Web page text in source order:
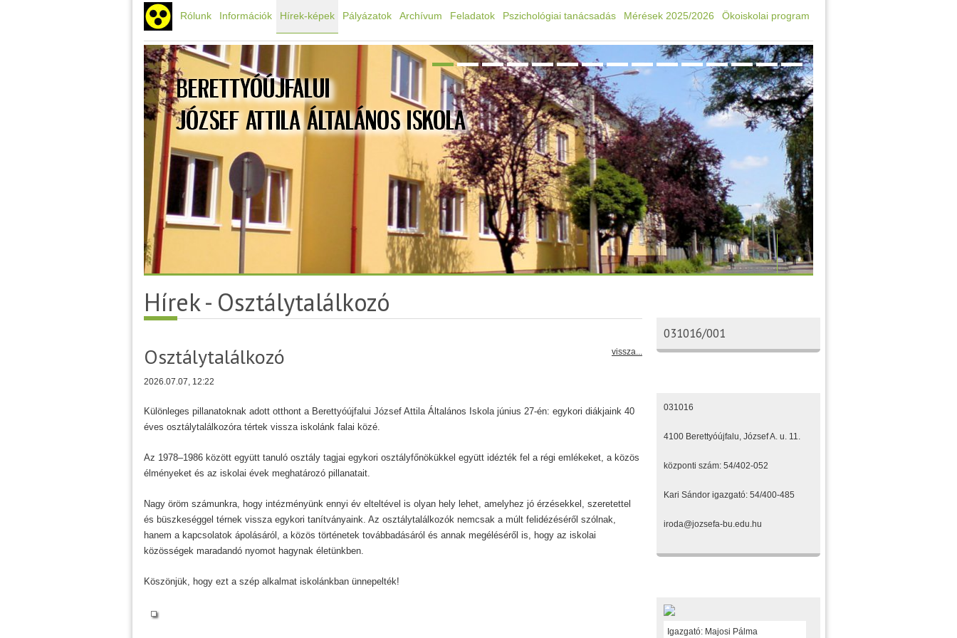
Rólunk Információk Hírek-képek Pályázatok Archívum Feladatok Pszichológiai tanácsadás Mérések 2025/2026 Ökoiskolai program
Hírek - Osztálytalálkozó
Osztálytalálkozó vissza...
2026.07.07, 12:22
Különleges pillanatoknak adott otthont a Berettyóújfalui József Attila Általános Iskola június 27-én: egykori diákjaink 40
éves osztálytalálkozóra tértek vissza iskolánk falai közé.
Az 1978–1986 között együtt tanuló osztály tagjai egykori osztályfőnökükkel együtt idézték fel a régi emlékeket, a közös
élményeket és az iskolai évek meghatározó pillanatait.
Nagy öröm számunkra, hogy intézményünk ennyi év elteltével is olyan hely lehet, amelyhez jó érzésekkel, szeretettel
és büszkeséggel térnek vissza egykori tanítványaink. Az osztálytalálkozók nemcsak a múlt felidézéséről szólnak,
hanem a kapcsolatok ápolásáról, a közös történetek továbbadásáról és annak megéléséről is, hogy az iskolai
közösségek maradandó nyomot hagynak életünkben.
Köszönjük, hogy ezt a szép alkalmat iskolánkban ünnepelték!
031016/001
031016
4100 Berettyóújfalu, József A. u. 11.
központi szám: 54/402-052
Kari Sándor igazgató: 54/400-485
iroda@jozsefa-bu.edu.hu
Igazgató: Majosi Pálma